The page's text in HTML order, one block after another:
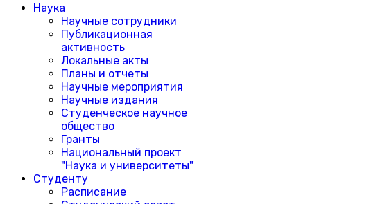
Наука
Научные сотрудники
Публикационная
активность
Локальные акты
Планы и отчеты
Научные мероприятия
Научные издания
Студенческое научное
общество
Гранты
Национальный проект
"Наука и университеты"
Студенту
Расписание